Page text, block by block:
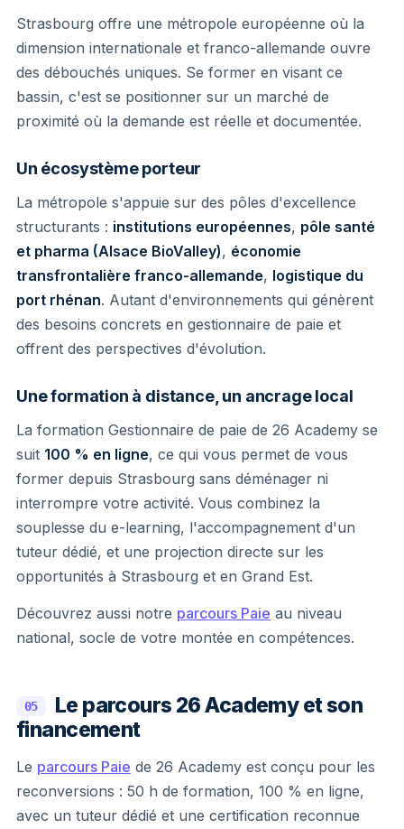
Strasbourg offre une métropole européenne où la
dimension internationale et franco-allemande ouvre
des débouchés uniques. Se former en visant ce
bassin, c'est se positionner sur un marché de
proximité où la demande est réelle et documentée.
Un écosystème porteur
La métropole s'appuie sur des pôles d'excellence
structurants : institutions européennes, pôle santé
et pharma (Alsace BioValley), économie
transfrontalière franco-allemande, logistique du
port rhénan. Autant d'environnements qui génèrent
des besoins concrets en gestionnaire de paie et
offrent des perspectives d'évolution.
Une formation à distance, un ancrage local
La formation Gestionnaire de paie de 26 Academy se
suit 100 % en ligne, ce qui vous permet de vous
former depuis Strasbourg sans déménager ni
interrompre votre activité. Vous combinez la
souplesse du e-learning, l'accompagnement d'un
tuteur dédié, et une projection directe sur les
opportunités à Strasbourg et en Grand Est.
Découvrez aussi notre parcours Paie au niveau
national, socle de votre montée en compétences.
05
Le parcours 26 Academy et son
financement
Le parcours Paie de 26 Academy est conçu pour les
reconversions : 50 h de formation, 100 % en ligne,
avec un tuteur dédié et une certification reconnue